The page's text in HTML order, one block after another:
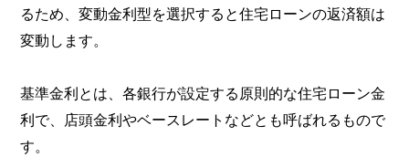
るため、変動金利型を選択すると住宅ローンの返済額は
変動します。
基準金利とは、各銀行が設定する原則的な住宅ローン金
利で、店頭金利やベースレートなどとも呼ばれるもので
す。